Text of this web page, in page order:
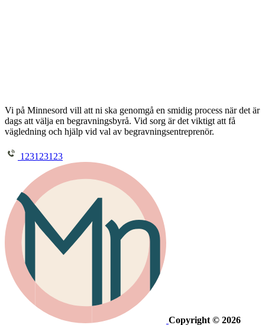
Vi på Minnesord vill att ni ska genomgå en smidig process när det är
dags att välja en begravningsbyrå. Vid sorg är det viktigt att få
vägledning och hjälp vid val av begravningsentreprenör.
123123123
Copyright © 2026